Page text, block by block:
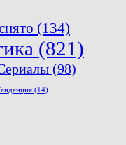
(134)
(821)
(98)
(14)